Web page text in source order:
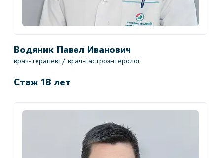
Водяник Павел Иванович
врач-терапевт/ врач-гастроэнтеролог
Стаж 18 лет